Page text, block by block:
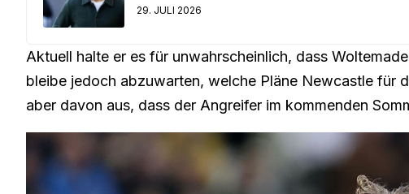
29. JULI 2026
Aktuell halte er es für unwahrscheinlich, dass
bleibe jedoch abzuwarten, welche Pläne Newcastle für
aber davon aus, dass der Angreifer im kommenden